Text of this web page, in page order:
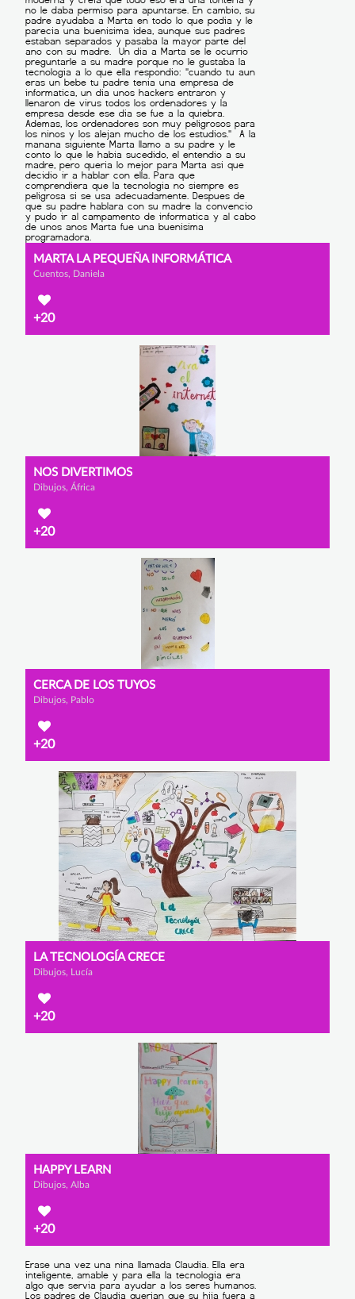
MARTA LA PEQUEÑA INFORMÁTICA
Cuentos, Daniela
+20
NOS DIVERTIMOS
Dibujos, África
+20
CERCA DE LOS TUYOS
Dibujos, Pablo
+20
LA TECNOLOGÍA CRECE
Dibujos, Lucía
+20
HAPPY LEARN
Dibujos, Alba
+20